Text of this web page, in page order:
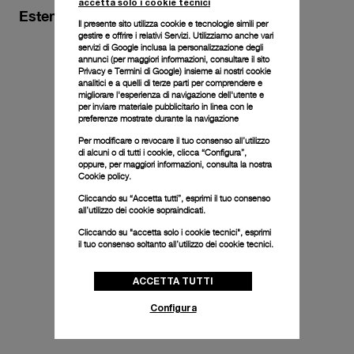
Estendi la garanzia
Il presente sito utilizza cookie e tecnologie simili per
gestire e offrire i relativi Servizi. Utilizziamo anche vari
servizi di Google inclusa la personalizzazione degli
annunci (per maggiori informazioni, consultare il sito
Privacy e Termini di Google) insieme ai nostri cookie
analitici e a quelli di terze parti per comprendere e
migliorare l'esperienza di navigazione dell'utente e
per inviare materiale pubblicitario in linea con le
preferenze mostrate durante la navigazione
Per modificare o revocare il tuo consenso all’utilizzo
di alcuni o di tutti i cookie, clicca “Configura”,
oppure, per maggiori informazioni, consulta la nostra
Cookie policy.
Cliccando su “Accetta tutti”, esprimi il tuo consenso
all’utilizzo dei cookie sopraindicati.
Cliccando su "accetta solo i cookie tecnici", esprimi
il tuo consenso soltanto all’utilizzo dei cookie tecnici.
ACCETTA TUTTI
Configura